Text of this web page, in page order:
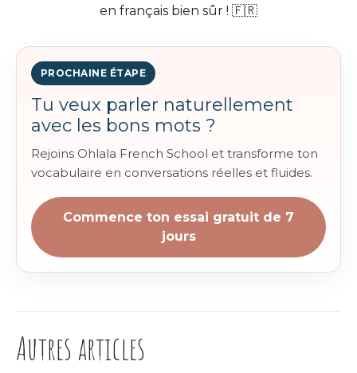
en français bien sûr ! 🇫🇷
PROCHAINE ÉTAPE
Tu veux parler naturellement
avec les bons mots ?
Rejoins Ohlala French School et transforme ton
vocabulaire en conversations réelles et fluides.
Commence ton essai gratuit de 7
jours
Autres articles